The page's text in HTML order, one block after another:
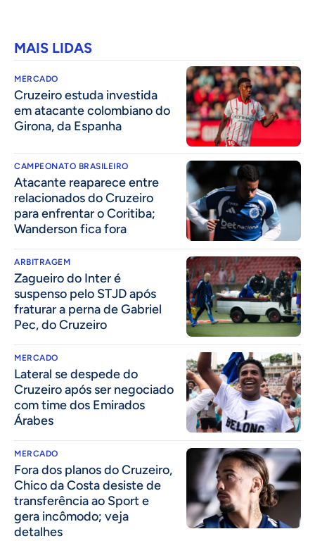
MAIS LIDAS
MERCADO
Cruzeiro estuda investida
em atacante colombiano do
Girona, da Espanha
CAMPEONATO BRASILEIRO
Atacante reaparece entre
relacionados do Cruzeiro
para enfrentar o Coritiba;
Wanderson fica fora
ARBITRAGEM
Zagueiro do Inter é
suspenso pelo STJD após
fraturar a perna de Gabriel
Pec, do Cruzeiro
MERCADO
Lateral se despede do
Cruzeiro após ser negociado
com time dos Emirados
Árabes
MERCADO
Fora dos planos do Cruzeiro,
Chico da Costa desiste de
transferência ao Sport e
gera incômodo; veja
detalhes